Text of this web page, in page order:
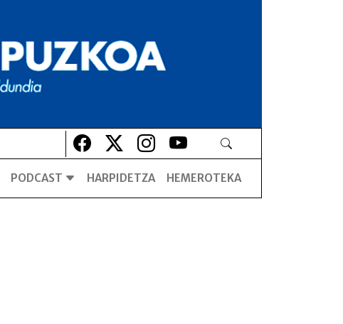
Lehio berrian irekiko da
Lehio berrian irekiko da
Lehio berrian irekiko da
Lehio berrian irekiko da
PODCAST HARPIDETZA HEMEROTEKA